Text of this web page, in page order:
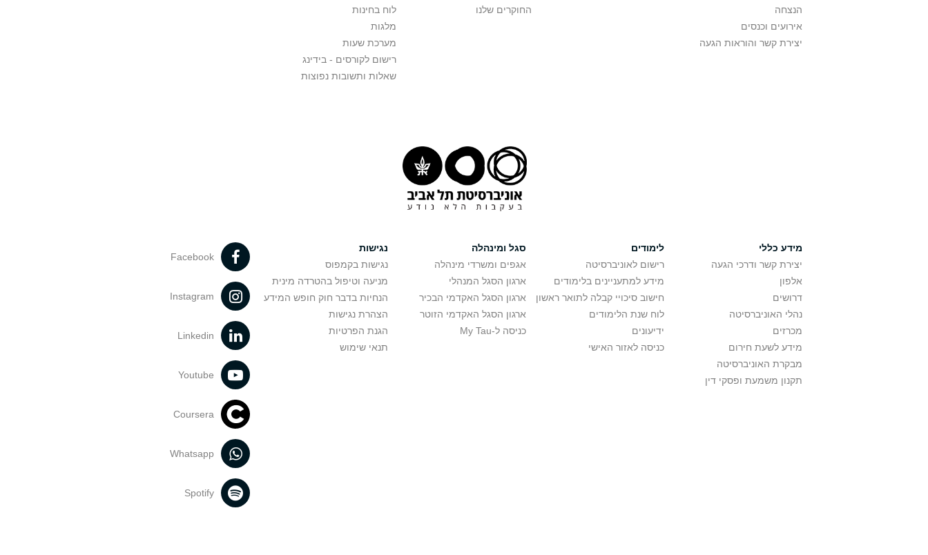
הנצחה
אירועים וכנסים
יצירת קשר והוראות הגעה
החוקרים שלנו
לוח בחינות
מלגות
מערכת שעות
רישום לקורסים - בידינג
שאלות ותשובות נפוצות
מידע כללי
יצירת קשר ודרכי הגעה
אלפון
דרושים
נהלי האוניברסיטה
מכרזים
מידע לשעת חירום
מבקרת האוניברסיטה
תקנון משמעת ופסקי דין
לימודים
רישום לאוניברסיטה
מידע למתעניינים בלימודים
חישוב סיכויי קבלה לתואר ראשון
לוח שנת הלימודים
ידיעונים
כניסה לאזור האישי
סגל ומינהלה
אגפים ומשרדי מינהלה
ארגון הסגל המנהלי
ארגון הסגל האקדמי הבכיר
ארגון הסגל האקדמי הזוטר
כניסה ל-My Tau
נגישות
נגישות בקמפוס
מניעה וטיפול בהטרדה מינית
הנחיות בדבר חוק חופש המידע
הצהרת נגישות
הגנת הפרטיות
תנאי שימוש
Facebook
Instagram
Linkedin
Youtube
Coursera
Whatsapp
Spotify